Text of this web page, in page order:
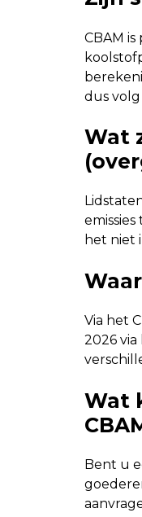
CBAM
dus
Wat
het niet
Via het
2026
Wat
Bent u